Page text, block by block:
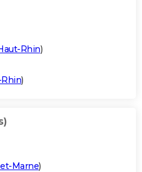
Rhin)
)
Marne)